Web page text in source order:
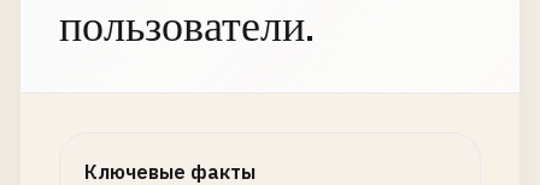
пользователи.
Ключевые факты